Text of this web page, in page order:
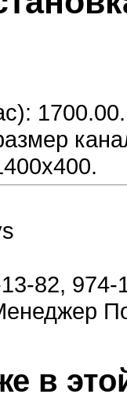
82, 974-
в